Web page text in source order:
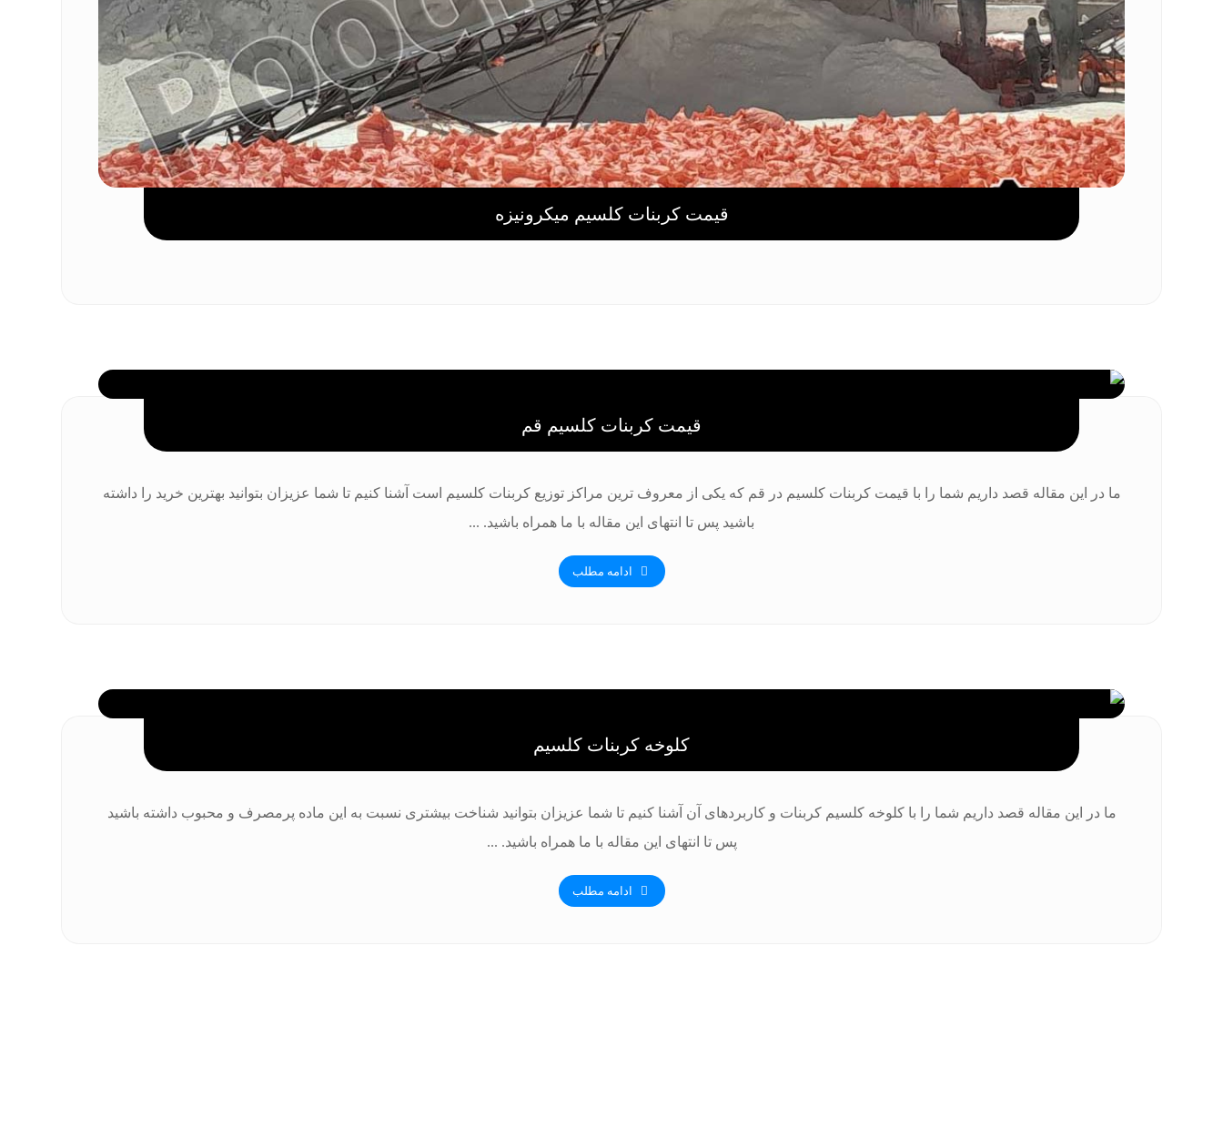
قیمت کربنات کلسیم میکرونیزه
قیمت کربنات کلسیم قم
ما در این مقاله قصد داریم شما را با قیمت کربنات کلسیم در قم که یکی از معروف ترین مراکز توزیع کربنات کلسیم است آشنا کنیم تا شما عزیزان بتوانید بهترین خرید را داشته
باشید پس تا انتهای این مقاله با ما همراه باشید. ...
ادامه مطلب
کلوخه کربنات کلسیم
ما در این مقاله قصد داریم شما را با کلوخه کلسیم کربنات و کاربردهای آن آشنا کنیم تا شما عزیزان بتوانید شناخت بیشتری نسبت به این ماده پرمصرف و محبوب داشته باشید
پس تا انتهای این مقاله با ما همراه باشید. ...
ادامه مطلب